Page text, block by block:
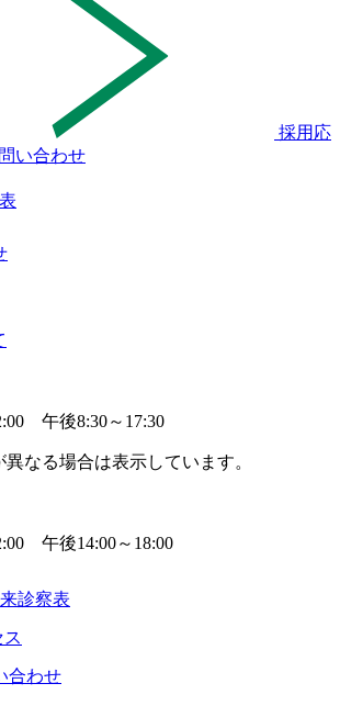
採用応
い合わせ
午後8:30～17:30
なる場合は表示しています。
午後14:00～18:00
診察表
合わせ